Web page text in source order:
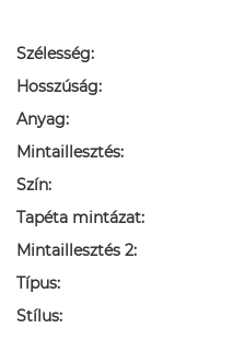
Szélesség:
Hosszúság:
Anyag:
Mintaillesztés:
Szín:
Tapéta mintázat:
Mintaillesztés 2:
Típus:
Stílus: